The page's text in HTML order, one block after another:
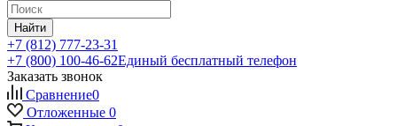
Найти
+7 (812) 777-23-31
+7 (800) 100-46-62Единый бесплатный телефон
Заказать звонок
Сравнение0
Отложенные 0